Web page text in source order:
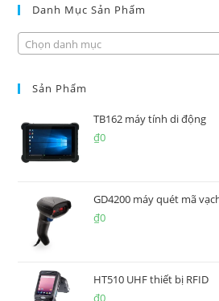
Danh Mục Sản Phẩm
Chọn danh mục
Sản Phẩm
TB162 máy tính di động
₫0
GD4200 máy quét mã
₫0
HT510 UHF thiết bị RFID
₫0